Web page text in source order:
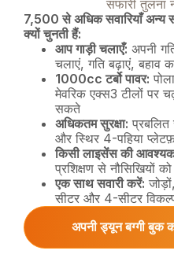
सफारी तुलना
7,500 से अधिक सवारियाँ अन्य
क्यों चुनती हैं:
आप गाड़ी चलाएँ: अपनी
चलाएं, गति बढ़ाएं, बहाव
1000cc टर्बो पावर:
मेवरिक एक्स3 टीलों पर
सकते
अधिकतम सुरक्षा: प्रबलित
और स्थिर 4-पहिया
किसी लाइसेंस की
प्रशिक्षण से नौसिखियों
एक साथ सवारी करें:
सीटर और 4-सीटर
अपनी ड्यून बग्गी बुक